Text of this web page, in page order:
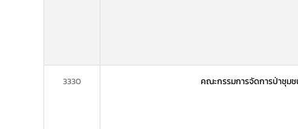
3330 คณะกรรมการจัดการป่าชุมช